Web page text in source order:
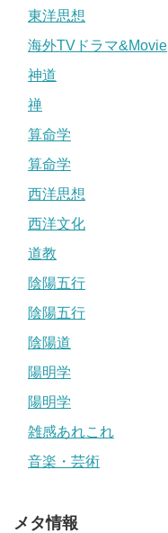
東洋思想
海外TVドラマ&Movie
神道
禅
算命学
算命学
西洋思想
西洋文化
道教
陰陽五行
陰陽五行
陰陽道
陽明学
陽明学
雑感あれこれ
音楽・芸術
メタ情報